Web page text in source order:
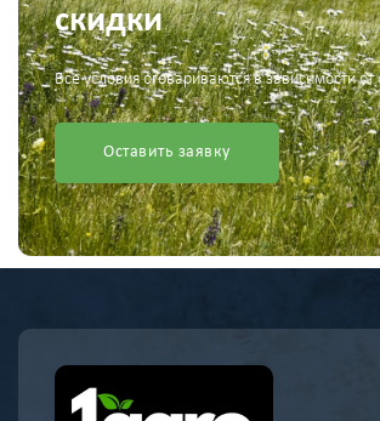
скидки
Все условия оговариваются в зависимости
Оставить заявку